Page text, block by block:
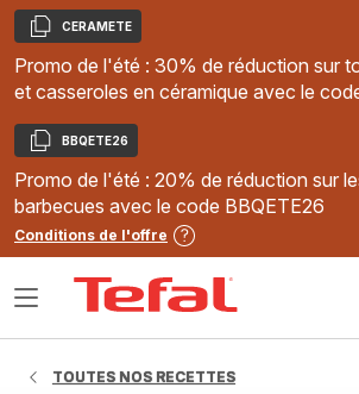
Copier
CERAMETE
Promo de l'été : 30% de réduction sur
et casseroles en céramique avec le
Copier
BBQETE26
Promo de l'été : 20% de réduction sur
barbecues avec le code BBQETE26
Conditions de l'offre
Ouvrir
TOUTES NOS RECETTES